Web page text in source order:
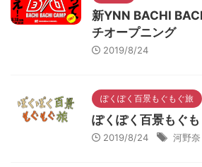
新YNN BACHI
チオープニング
2019/8/24
ぽくぽく百景もぐもぐ旅
ぽくぽく百景もぐ
2019/8/24 河野